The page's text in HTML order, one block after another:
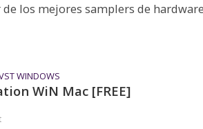
los mejores samplers de
WINDOWS
WiN Mac [FREE]